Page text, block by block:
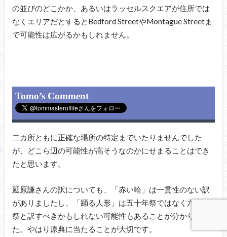
の並びのどこかか、あるいはラッセルスクエアが住所では
なくエリアだとするとBedford StreetやMontague Streetま
で可能性は広がるかもしれません。
Tomo’s Comment
二カ所ともに正確な場所の特定までいたりませんでした
が、どこら辺の可能性が高そうなのかにせまることはでき
たと思います。
延原謙さんの訳についても、「赤い輪」は一貫性のない訳
がありましたし、「踊る人形」は五十年祭ではなく六十年
祭と訳すべきかもしれない可能性もあることが分かりまし
た。やはり原典に当たることが大切です。